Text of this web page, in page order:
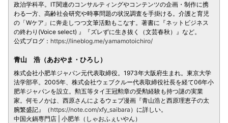
政治学科卒。IT関連のコンサルティングやコンテンツの企画・制作に携
わる一方、高齢社会研究や時事問題の状況調査を手掛ける。介護と育児
の「Wケア」に奔走しつつ文筆活動もこなす。著書に『ネットビジネス
の終わり(Voice select) 』『ズレずに生き抜く（文芸春秋）』など。
公式ブログ： https://lineblog.me/yamamotoichiro/
青山 浩（あおやま・ひろし）
株式会社小肥羊ジャパン元代表取締役。1973年大阪府生まれ。東京大学
法学部卒。2005年、株式会社ウェブクルー代表取締役社長を経て06年小
肥羊ジャパンを設立。勲五等タイ王冠勲章の受勲経験も持つ謎の実業
家。何モノかは、西原さんによるウェブ漫画『青山浩と西原理恵子の太
腕繁盛記』（ https://note.com/xfy_saibara ）に詳しい。
中国火鍋専門店 | 小肥羊（しゃおふぇいやん）